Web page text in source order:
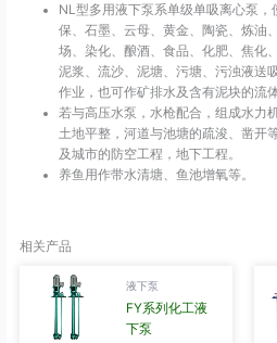
NL型多用液下泵系单级单吸离心泵
保、石墨、云母、黄金、陶瓷、炼油
场、染化、酿酒、食品、化肥、焦化
泥浆、流沙、泥塘、污塘、污浊液送
作业，也可作矿排水及含有泥块的流体
若与高压水泵，水枪配合，组成水力
土地平整，河道与池塘的疏浚、凿开
及城市的防空工程，地下工程。
养鱼用作带水清塘、鱼池增氧等。
相关产品
液下泵
FY系列化工液
下泵